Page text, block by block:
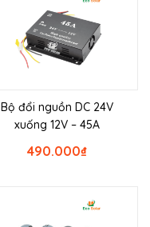
Bộ đổi nguồn DC 24V
xuống 12V – 45A
₫
490.000